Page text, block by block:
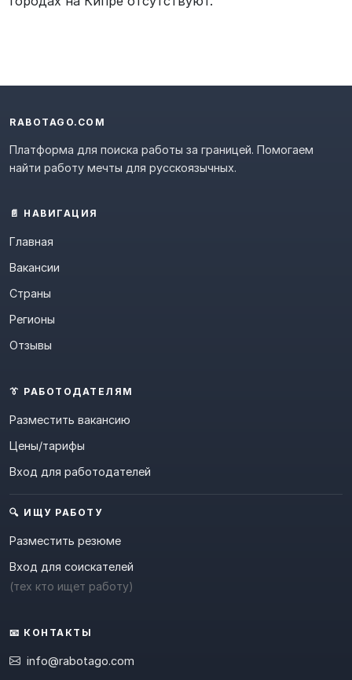
RABOTAGO.COM
Платформа для поиска работы за границей. Помогаем
найти работу мечты для русскоязычных.
📄 НАВИГАЦИЯ
Главная
Вакансии
Страны
Регионы
Отзывы
👔 РАБОТОДАТЕЛЯМ
Разместить вакансию
Цены/тарифы
Вход для работодателей
🔍 ИЩУ РАБОТУ
Разместить резюме
Вход для соискателей
(тех кто ищет работу)
📧 КОНТАКТЫ
info@rabotago.com